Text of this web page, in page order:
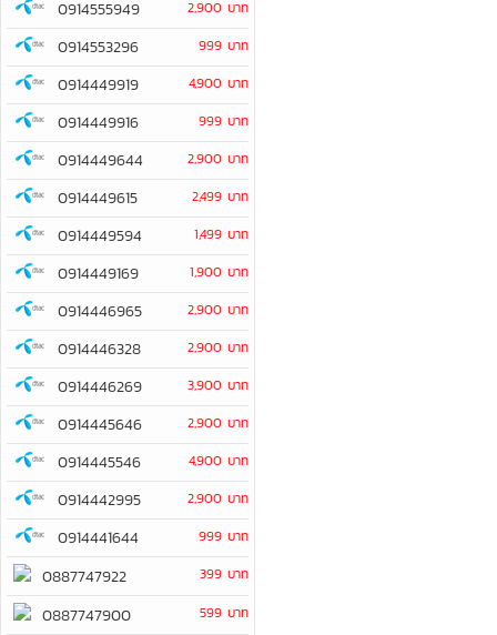
0914555949 2,900 บาท
0914553296 999 บาท
0914449919 4,900 บาท
0914449916 999 บาท
0914449644 2,900 บาท
0914449615 2,499 บาท
0914449594 1,499 บาท
0914449169 1,900 บาท
0914446965 2,900 บาท
0914446328 2,900 บาท
0914446269 3,900 บาท
0914445646 2,900 บาท
0914445546 4,900 บาท
0914442995 2,900 บาท
0914441644 999 บาท
0887747922 399 บาท
0887747900 599 บาท